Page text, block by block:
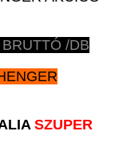
/DB
SZUPER